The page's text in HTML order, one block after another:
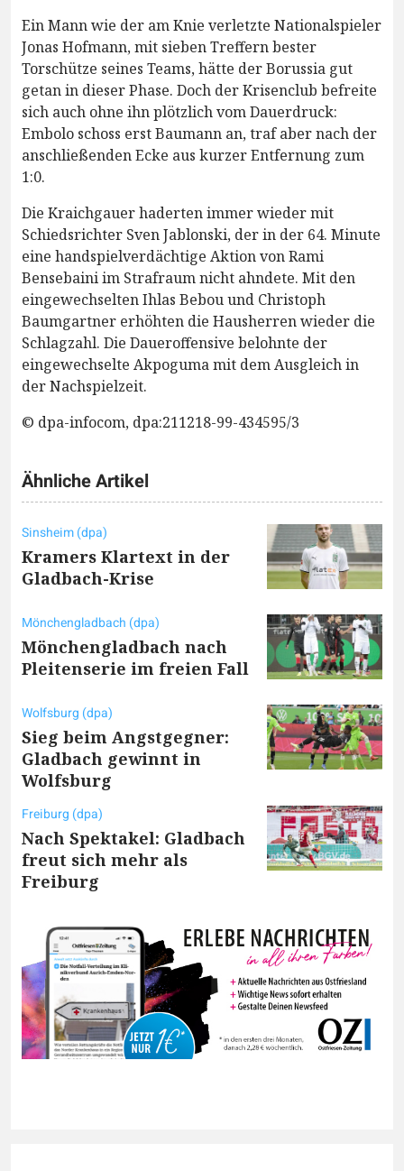
Ein Mann wie der am Knie verletzte Nationalspieler
Jonas Hofmann, mit sieben Treffern bester
Torschütze seines Teams, hätte der Borussia gut
getan in dieser Phase. Doch der Krisenclub befreite
sich auch ohne ihn plötzlich vom Dauerdruck:
Embolo schoss erst Baumann an, traf aber nach der
anschließenden Ecke aus kurzer Entfernung zum
1:0.
Die Kraichgauer haderten immer wieder mit
Schiedsrichter Sven Jablonski, der in der 64. Minute
eine handspielverdächtige Aktion von Rami
Bensebaini im Strafraum nicht ahndete. Mit den
eingewechselten Ihlas Bebou und Christoph
Baumgartner erhöhten die Hausherren wieder die
Schlagzahl. Die Daueroffensive belohnte der
eingewechselte Akpoguma mit dem Ausgleich in
der Nachspielzeit.
© dpa-infocom, dpa:211218-99-434595/3
Ähnliche Artikel
Sinsheim (dpa)
Kramers Klartext in der
Gladbach-Krise
Mönchengladbach (dpa)
Mönchengladbach nach
Pleitenserie im freien Fall
Wolfsburg (dpa)
Sieg beim Angstgegner:
Gladbach gewinnt in
Wolfsburg
Freiburg (dpa)
Nach Spektakel: Gladbach
freut sich mehr als
Freiburg